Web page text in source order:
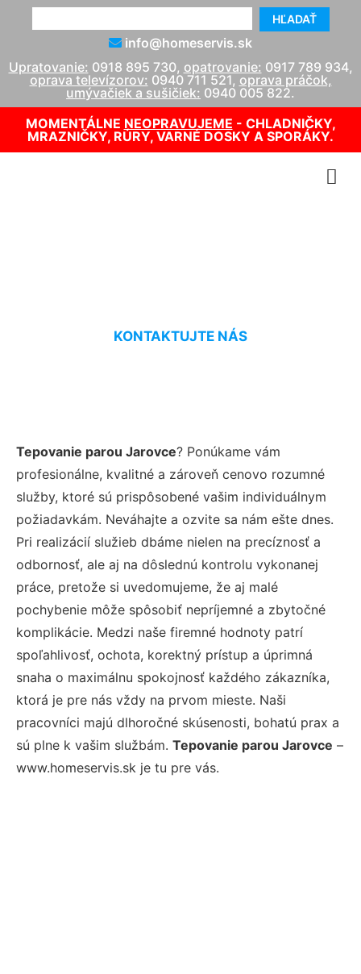
HĽADAŤ
info@homeservis.sk
Upratovanie: 0918 895 730, opatrovanie: 0917 789 934,
oprava televízorov: 0940 711 521, oprava práčok,
umývačiek a sušičiek: 0940 005 822.
MOMENTÁLNE NEOPRAVUJEME - CHLADNIČKY,
MRAZNIČKY, RÚRY, VARNÉ DOSKY A SPORÁKY.
KONTAKTUJTE NÁS
Tepovanie parou Jarovce? Ponúkame vám
profesionálne, kvalitné a zároveň cenovo rozumné
služby, ktoré sú prispôsobené vašim individuálnym
požiadavkám. Neváhajte a ozvite sa nám ešte dnes.
Pri realizácií služieb dbáme nielen na precíznosť a
odbornosť, ale aj na dôslednú kontrolu vykonanej
práce, pretože si uvedomujeme, že aj malé
pochybenie môže spôsobiť nepríjemné a zbytočné
komplikácie. Medzi naše firemné hodnoty patrí
spoľahlivosť, ochota, korektný prístup a úprimná
snaha o maximálnu spokojnosť každého zákazníka,
ktorá je pre nás vždy na prvom mieste. Naši
pracovníci majú dlhoročné skúsenosti, bohatú prax a
sú plne k vašim službám. Tepovanie parou Jarovce –
www.homeservis.sk je tu pre vás.